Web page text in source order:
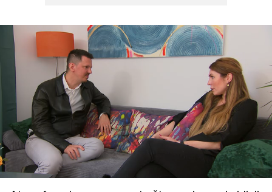
Upali
zvuk
/
Loaded:
66.74%